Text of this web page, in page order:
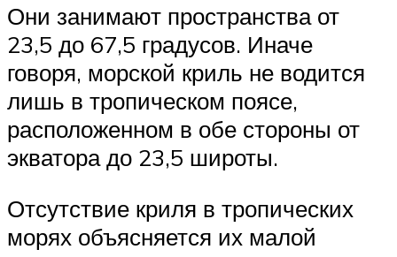
Они занимают пространства от
23,5 до 67,5 градусов. Иначе
говоря, морской криль не водится
лишь в тропическом поясе,
расположенном в обе стороны от
экватора до 23,5 широты.
Отсутствие криля в тропических
морях объясняется их малой